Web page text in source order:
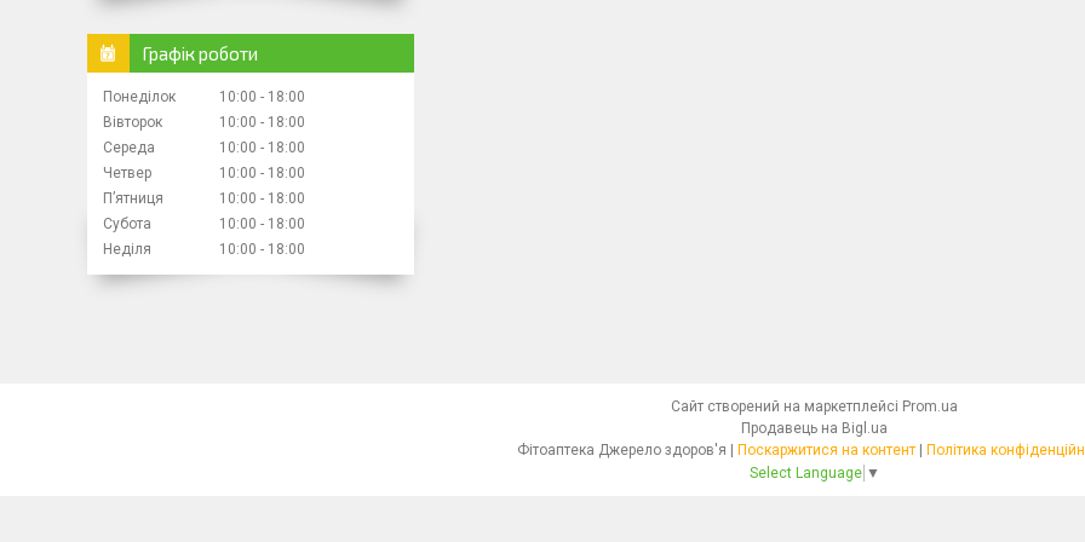
Графік роботи
Понеділок 10:00
18:00
Вівторок
10:00
18:00
Середа
10:00
18:00
Четвер
10:00
18:00
Пʼятниця
10:00
18:00
Субота
10:00
18:00
Неділя
10:00 18:00
Сайт створений на маркетплейсі Prom.ua
Продавець на Bigl.ua
Поскаржитися на контент
Політика
Select Language ▼